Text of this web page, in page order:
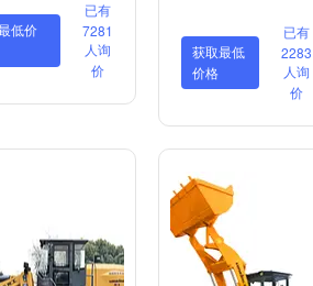
低价
已有
7281
人询
价
获取最低
价格
已有
2283
人询
价